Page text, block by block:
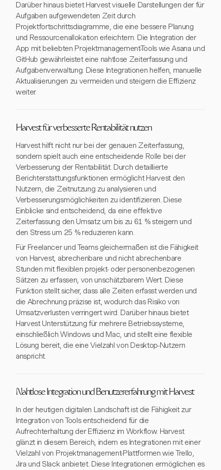
Darüber hinaus bietet Harvest visuelle Darstellungen der für
Aufgaben aufgewendeten Zeit durch
Projektfortschrittsdiagramme, die eine bessere Planung
und Ressourcenallokation erleichtern. Die Integration der
App mit beliebten Projektmanagement-Tools wie Asana und
GitHub gewährleistet eine nahtlose Zeiterfassung und
Aufgabenverwaltung. Diese Integrationen helfen, manuelle
Aktualisierungen zu vermeiden und steigern die Effizienz
weiter.
Harvest für verbesserte Rentabilität nutzen
Harvest hilft nicht nur bei der genauen Zeiterfassung,
sondern spielt auch eine entscheidende Rolle bei der
Verbesserung der Rentabilität. Durch detaillierte
Berichterstattungsfunktionen ermöglicht Harvest den
Nutzern, die Zeitnutzung zu analysieren und
Verbesserungsmöglichkeiten zu identifizieren. Diese
Einblicke sind entscheidend, da eine effektive
Zeiterfassung den Umsatz um bis zu 61 % steigern und
den Stress um 25 % reduzieren kann.
Für Freelancer und Teams gleichermaßen ist die Fähigkeit
von Harvest, abrechenbare und nicht abrechenbare
Stunden mit flexiblen projekt- oder personenbezogenen
Sätzen zu erfassen, von unschätzbarem Wert. Diese
Funktion stellt sicher, dass alle Zeiten erfasst werden und
die Abrechnung präzise ist, wodurch das Risiko von
Umsatzverlusten verringert wird. Darüber hinaus bietet
Harvest Unterstützung für mehrere Betriebssysteme,
einschließlich Windows und Mac, und stellt eine flexible
Lösung bereit, die eine Vielzahl von Desktop-Nutzern
anspricht.
Nahtlose Integration und Benutzererfahrung mit Harvest
In der heutigen digitalen Landschaft ist die Fähigkeit zur
Integration von Tools entscheidend für die
Aufrechterhaltung der Effizienz im Workflow. Harvest
glänzt in diesem Bereich, indem es Integrationen mit einer
Vielzahl von Projektmanagement-Plattformen wie Trello,
Jira und Slack anbietet. Diese Integrationen ermöglichen es